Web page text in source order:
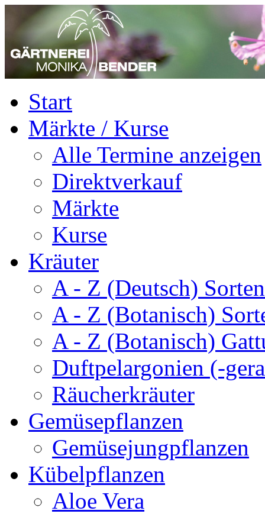
Start
Märkte / Kurse
Alle Termine anzeigen
Direktverkauf
Märkte
Kurse
Kräuter
A - Z (Deutsch)
A - Z (Botanisch)
A - Z (Botanisch)
Duftpelargonien (-
Räucherkräuter
Gemüsepflanzen
Gemüsejungpflanzen
Kübelpflanzen
Aloe Vera